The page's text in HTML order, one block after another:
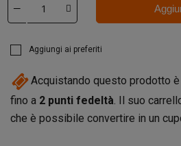
Aggiungi ai preferiti
Acquistando questo prodotto
fino a 2 punti fedeltà. Il suo
che è possibile convertire in un